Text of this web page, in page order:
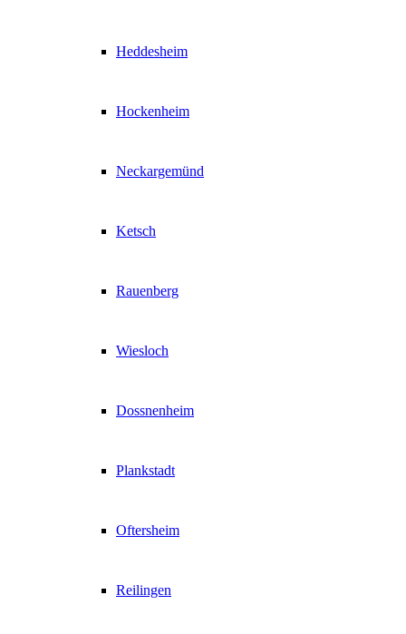
Heddesheim
Hockenheim
Neckargemünd
Ketsch
Rauenberg
Wiesloch
Dossnenheim
Plankstadt
Oftersheim
Reilingen